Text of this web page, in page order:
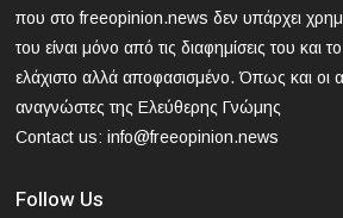
2024-03-21 16:52:35
Άγρια συμπλοκή μεταξύ μαθητών
προάστια
που στο freeopinion.news δεν υπάρχει
του είναι μόνο από τις διαφημίσεις του και
ελάχιστο αλλά αποφασισμένο. Όπως και οι
αναγνώστες της Ελεύθερης Γνώμης
Contact us: info@freeopinion.news
Follow Us